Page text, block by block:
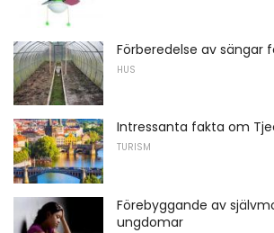
Förberedelse av sängar
HUS
Intressanta fakta om
TURISM
Förebyggande av
ungdomar